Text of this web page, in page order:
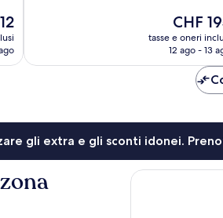
Il
prezzo
attuale
CHF 195
CHF
tasse e oneri
12 ago - 13
gli extra e gli sconti idonei.